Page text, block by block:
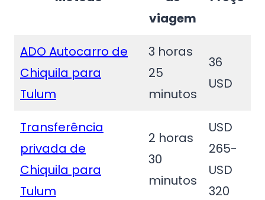
viagem
ADO Autocarro de
Chiquila para
Tulum
3 horas
25
minutos
36
USD
Transferência
privada de
Chiquila para
Tulum
2 horas
30
minutos
USD
265-
USD
320